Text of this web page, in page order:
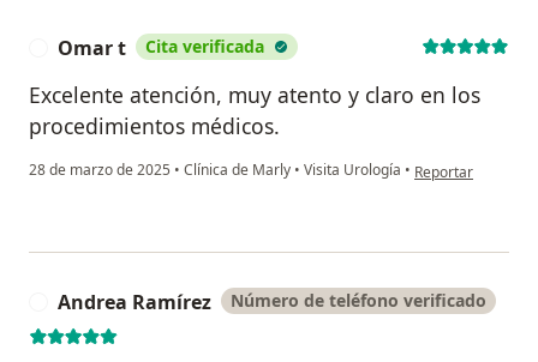
Omar t Cita verificada
Excelente atención, muy atento y claro en los
procedimientos médicos.
28 de marzo de 2025 • Clínica de Marly • Visita Urología • en opinión del
Reportar
Andrea Ramírez Número de teléfono verificado